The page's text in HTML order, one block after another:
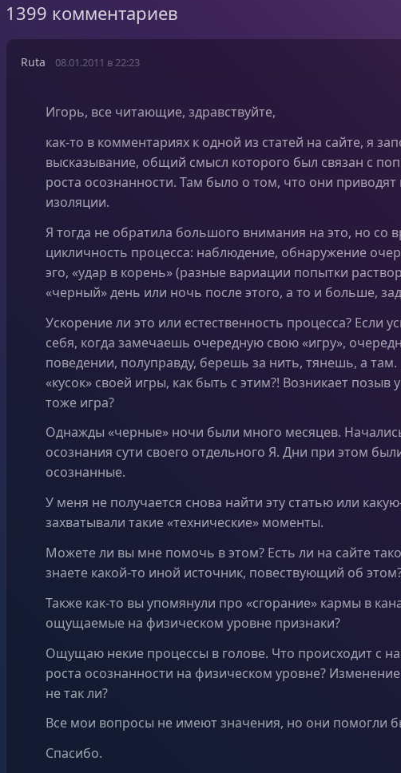
1399 комментариев
Ruta 08.01.2011 в 22:23
Игорь, все читающие, здравствуйте,
как-то в комментариях к одной из статей на сайте, я
высказывание, общий смысл которого был связан с
роста осознанности. Там было о том, что они приводят
изоляции.
Я тогда не обратила большого внимания на это, но со
цикличность процесса: наблюдение, обнаружение
эго, «удар в корень» (разные вариации попытки
«черный» день или ночь после этого, а то и больше,
Ускорение ли это или естественность процесса? Если
себя, когда замечаешь очередную свою «игру»,
поведении, полуправду, берешь за нить, тянешь, а
«кусок» своей игры, как быть с этим?! Возникает позыв
тоже игра?
Однажды «черные» ночи были много месяцев.
осознания сути своего отдельного Я. Дни при этом
осознанные.
У меня не получается снова найти эту статью или
захватывали такие «технические» моменты.
Можете ли вы мне помочь в этом? Есть ли на сайте
знаете какой-то иной источник, повествующий об
Также как-то вы упомянули про «сгорание» кармы в
ощущаемые на физическом уровне признаки?
Ощущаю некие процессы в голове. Что происходит с
роста осознанности на физическом уровне?
не так ли?
Все мои вопросы не имеют значения, но они помогли
Спасибо.